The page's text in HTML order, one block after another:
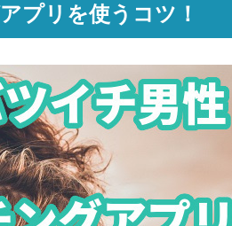
プリを使うコツ！